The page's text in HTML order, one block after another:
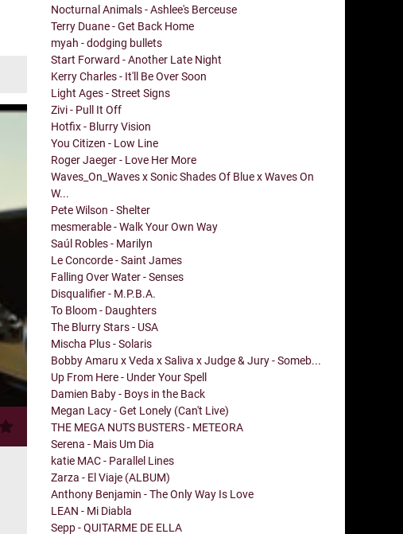
Nocturnal Animals - Ashlee's Berceuse
Terry Duane - Get Back Home
myah - dodging bullets
Start Forward - Another Late Night
Kerry Charles - It'll Be Over Soon
Light Ages - Street Signs
Zivi - Pull It Off
Hotfix - Blurry Vision
You Citizen - Low Line
Roger Jaeger - Love Her More
Waves_On_Waves x Sonic Shades Of Blue x Waves On
W...
Pete Wilson - Shelter
mesmerable - Walk Your Own Way
Saúl Robles - Marilyn
Le Concorde - Saint James
Falling Over Water - Senses
Disqualifier - M.P.B.A.
To Bloom - Daughters
The Blurry Stars - USA
Mischa Plus - Solaris
Bobby Amaru x Veda x Saliva x Judge & Jury - Someb...
Up From Here - Under Your Spell
Damien Baby - Boys in the Back
Megan Lacy - Get Lonely (Can't Live)
THE MEGA NUTS BUSTERS - METEORA
Serena - Mais Um Dia
katie MAC - Parallel Lines
Zarza - El Viaje (ALBUM)
Anthony Benjamin - The Only Way Is Love
LEAN - Mi Diabla
Sepp - QUITARME DE ELLA